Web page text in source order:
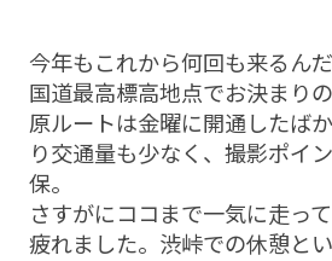
今年もこれから何回も来るん
国道最高標高地点でお決まり
原ルートは金曜に開通したば
り交通量も少なく、撮影ポイ
保。
さすがにココまで一気に走っ
疲れました。渋峠での休憩と